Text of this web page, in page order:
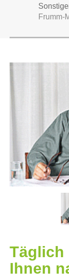
Frumm-
Täglich
Ihnen